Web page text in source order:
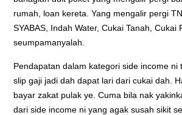
rumah, loan kereta. Yang mengalir pergi
SYABAS, Indah Water, Cukai Tanah, Cukai
seumpamanyalah.
Pendapatan dalam kategori side income ni
slip gaji jadi dah dapat lari dari cukai dah.
bayar zakat pulak ye. Cuma bila nak
dari side income ni yang agak susah sikit